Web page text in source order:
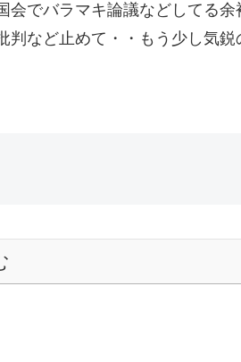
会でバラマキ論議などしてる余
判など止めて・・もう少し気鋭